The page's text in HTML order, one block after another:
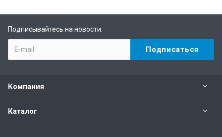
Подписывайтесь на новости:
Компания
Каталог